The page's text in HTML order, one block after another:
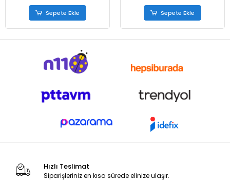
Sepete Ekle Sepete Ekle
Hızlı Teslimat
Siparişleriniz en kısa sürede elinize ulaşır.